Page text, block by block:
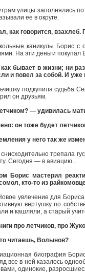
улицы заполнялись
ее в округе.
как говорится,
каникулы Борис с
На эти деньги покупал
как бывает в жизни; ни
и повел за собой. И уже
подкупила судьба
он друзьям.
— удивилась
он тоже будет
у него так же
трепала
Сегодня — в авиацию...
Борис мастерил
кто-то из
увлечение для
вертушку по
и кашляли, а старый
про летчиков, про
читаешь, Волынов?
биография
все в ней казалось
одинокие,